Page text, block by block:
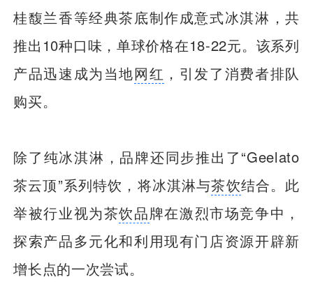
桂馥兰香等经典茶底制作成意式冰淇淋，共
推出10种口味，单球价格在18-22元。该系列
产品迅速成为当地网红 ，引发了消费者排队
购买。
除了纯冰淇淋，品牌还同步推出了“Geelato
茶云顶”系列特饮，将冰淇淋与茶饮结合。此
举被行业视为茶饮品牌在激烈市场竞争中，
探索产品多元化和利用现有门店资源开辟新
增长点的一次尝试。